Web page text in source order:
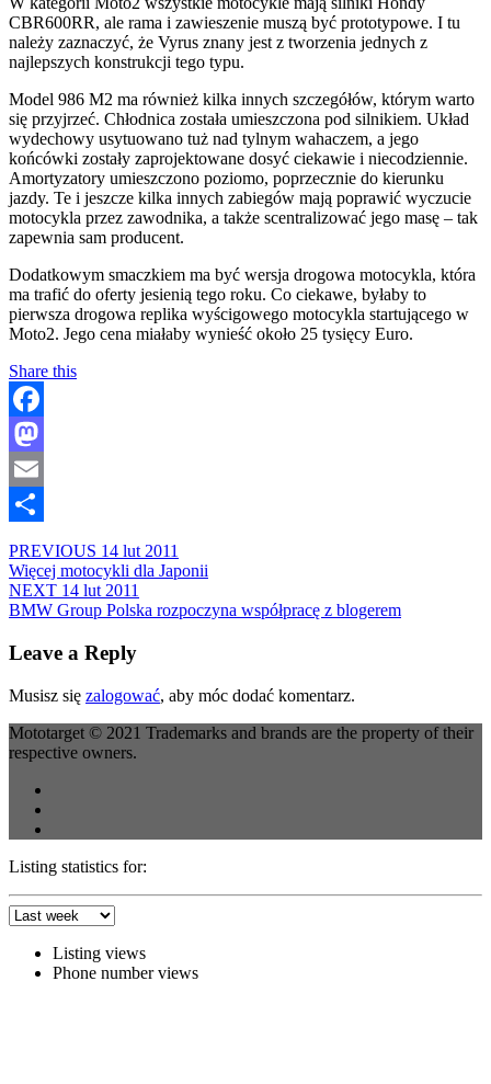
CBR600RR, ale rama i zawieszenie muszą być prototypowe. I tu
należy zaznaczyć, że Vyrus znany jest z tworzenia jednych z
najlepszych konstrukcji tego typu.
Model 986 M2 ma również kilka innych szczegółów, którym warto
się przyjrzeć. Chłodnica została umieszczona pod silnikiem. Układ
wydechowy usytuowano tuż nad tylnym wahaczem, a jego
końcówki zostały zaprojektowane dosyć ciekawie i niecodziennie.
Amortyzatory umieszczono poziomo, poprzecznie do kierunku
jazdy. Te i jeszcze kilka innych zabiegów mają poprawić wyczucie
motocykla przez zawodnika, a także scentralizować jego masę – tak
zapewnia sam producent.
Dodatkowym smaczkiem ma być wersja drogowa motocykla, która
ma trafić do oferty jesienią tego roku. Co ciekawe, byłaby to
pierwsza drogowa replika wyścigowego motocykla startującego w
Moto2. Jego cena miałaby wynieść około 25 tysięcy Euro.
Share this
Facebook
Mastodon
Email
PREVIOUS 14 lut 2011
Więcej motocykli dla Japonii
NEXT 14 lut 2011
BMW Group Polska rozpoczyna współpracę z blogerem
Leave a Reply
Musisz się zalogować, aby móc dodać komentarz.
Mototarget © 2021 Trademarks and brands are the property of their
respective owners.
Listing statistics for:
Listing views
Phone number views